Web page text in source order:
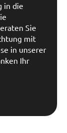
in die
Sie
mit
in unserer
Ihr